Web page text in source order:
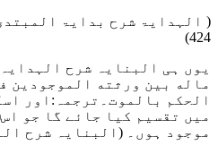
424)
یوں ہی البنایہ شرح
ماله بين ورثته الموجودين
الحكم بالموت۔ترجمہ:اور
میں تقسیم کیا جائے گا جو
موجود ہوں۔ (البنایہ شرح